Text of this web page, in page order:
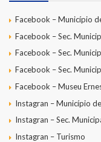
Facebook – Município
Facebook – Sec.
Facebook – Sec.
Facebook – Sec.
Facebook – Museu
Instagran – Município
Instagran – Sec.
Instagran – Turismo